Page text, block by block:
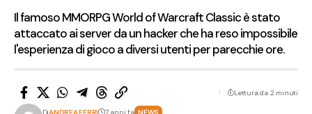
Il famoso MMORPG World of Warcraft Classic è stato
attaccato ai server da un hacker che ha reso impossibile
l'esperienza di gioco a diversi utenti per parecchie ore.
Lettura da 2 minuti